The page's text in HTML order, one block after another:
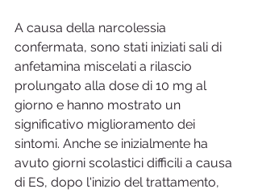
A causa della narcolessia
confermata, sono stati iniziati sali di
anfetamina miscelati a rilascio
prolungato alla dose di 10 mg al
giorno e hanno mostrato un
significativo miglioramento dei
sintomi. Anche se inizialmente ha
avuto giorni scolastici difficili a causa
di ES, dopo l'inizio del trattamento,